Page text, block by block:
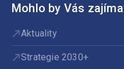
Mohlo by Vás
Aktuality
Strategie 2030+